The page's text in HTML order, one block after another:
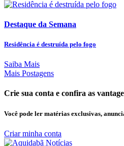
Destaque da Semana
Residência é destruída pelo fogo
Saiba Mais
Mais Postagens
Crie sua conta e confira as
Você pode ler matérias exclusivas,
Criar minha conta